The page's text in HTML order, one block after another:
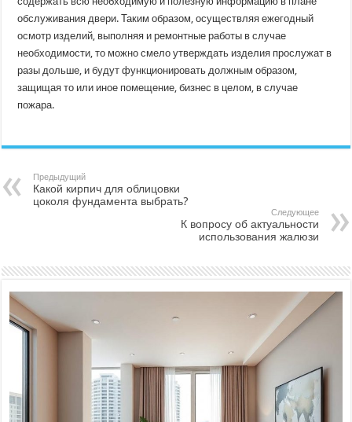
обслуживания двери. Таким образом, осуществляя ежегодный
осмотр изделий, выполняя и ремонтные работы в случае
необходимости, то можно смело утверждать изделия прослужат в
разы дольше, и будут функционировать должным образом,
защищая то или иное помещение, бизнес в целом, в случае
пожара.
Предыдущий
Какой кирпич для облицовки
цоколя фундамента выбрать?
Следующее
К вопросу об актуальности
использования жалюзи